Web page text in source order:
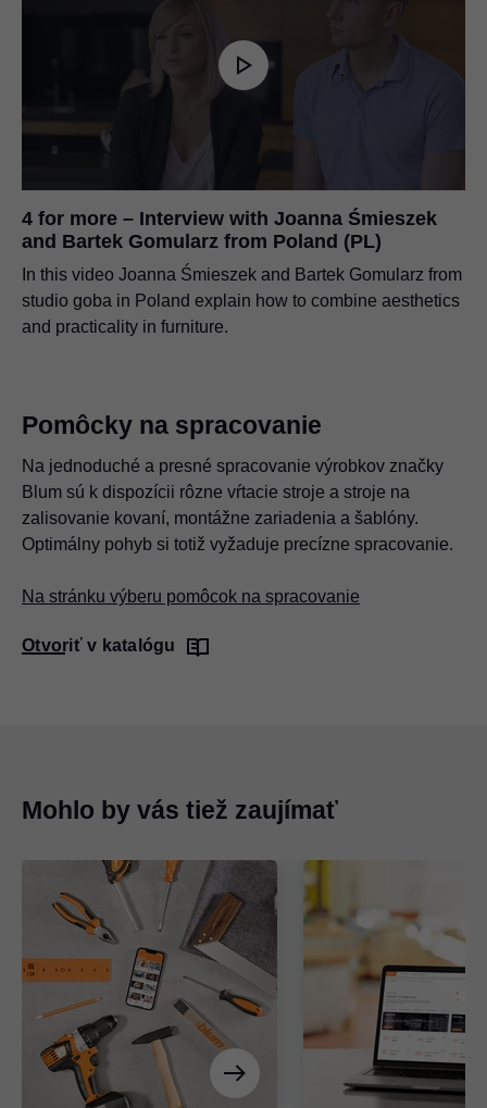
4 for more – Interview with Joanna Śmieszek
and Bartek Gomularz from Poland (PL)
In this video Joanna Śmieszek and Bartek Gomularz from
studio goba in Poland explain how to combine aesthetics
and practicality in furniture.
Pomôcky na spracovanie
Na jednoduché a presné spracovanie výrobkov značky
Blum sú k dispozícii rôzne vŕtacie stroje a stroje na
zalisovanie kovaní, montážne zariadenia a šablóny.
Optimálny pohyb si totiž vyžaduje precízne spracovanie.
Na stránku výberu pomôcok na spracovanie
Otvoriť v katalógu
Mohlo by vás tiež zaujímať